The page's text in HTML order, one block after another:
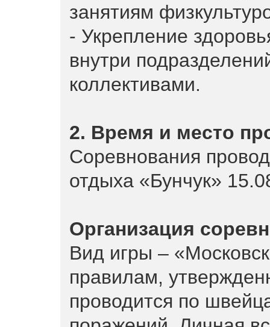
занятиям
- Укрепление
внутри
коллективами.
2. Время и место
Соревнования
отдыха «Бунчук»
Организация
Вид игры –
правилам,
проводится по